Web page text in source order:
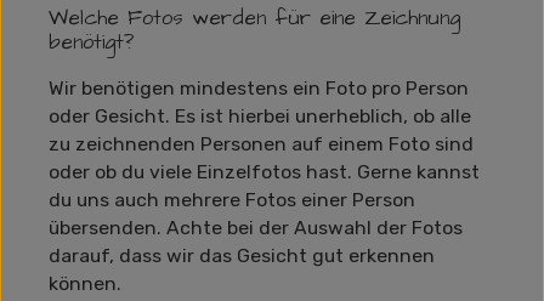
Welche Fotos werden für eine Zeichnung
benötigt?
Wir benötigen mindestens ein Foto pro Person
oder Gesicht. Es ist hierbei unerheblich, ob alle
zu zeichnenden Personen auf einem Foto sind
oder ob du viele Einzelfotos hast. Gerne kannst
du uns auch mehrere Fotos einer Person
übersenden. Achte bei der Auswahl der Fotos
darauf, dass wir das Gesicht gut erkennen
können.